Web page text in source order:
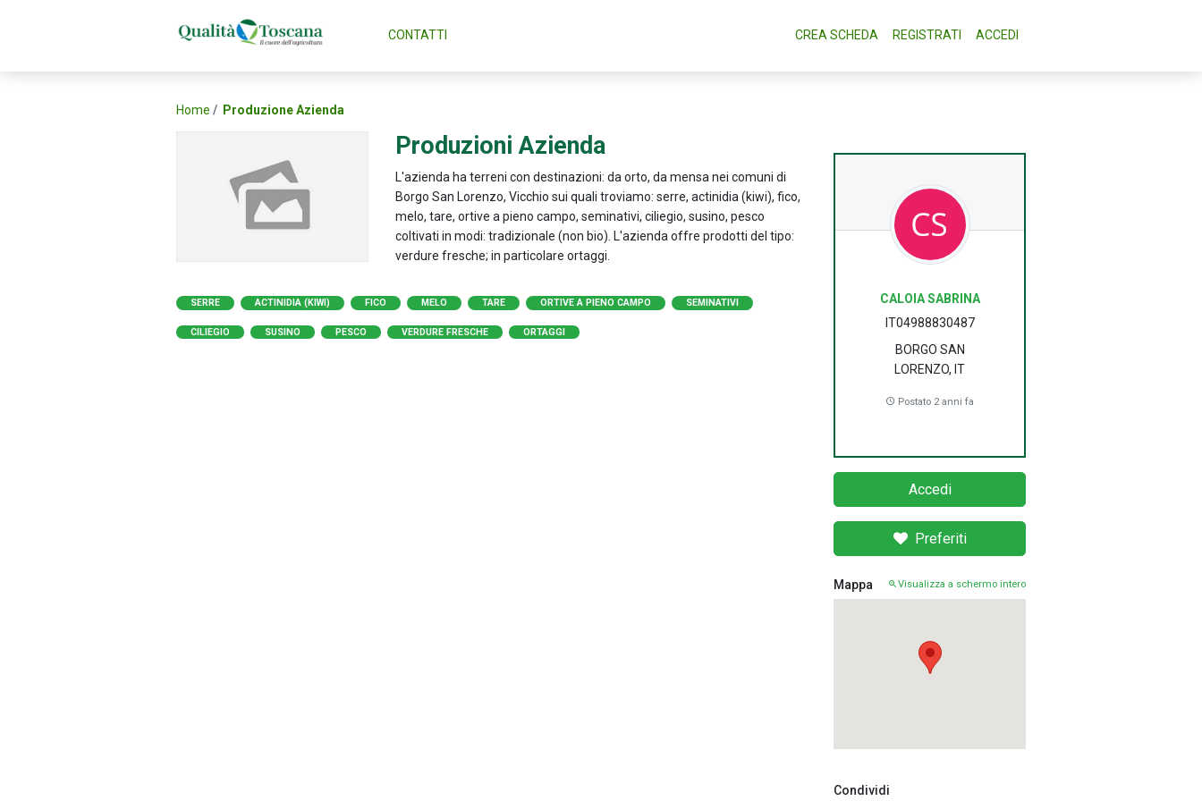
CONTATTI CREA SCHEDA REGISTRATI ACCEDI
Home Produzione Azienda
Produzioni Azienda
L'azienda ha terreni con destinazioni: da orto, da mensa nei comuni di
Borgo San Lorenzo, Vicchio sui quali troviamo: serre, actinidia (kiwi), fico,
melo, tare, ortive a pieno campo, seminativi, ciliegio, susino, pesco
coltivati in modi: tradizionale (non bio). L'azienda offre prodotti del tipo:
verdure fresche; in particolare ortaggi.
SERRE ACTINIDIA (KIWI) FICO MELO TARE ORTIVE A PIENO CAMPO SEMINATIVI
CILIEGIO SUSINO PESCO VERDURE FRESCHE ORTAGGI
CALOIA SABRINA
IT04988830487
BORGO SAN
LORENZO, IT
Postato 2 anni fa
Accedi
Preferiti
Mappa Visualizza a schermo intero
Condividi